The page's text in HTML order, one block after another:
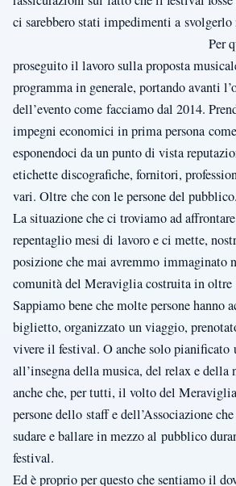
ci sarebbero stati impedimenti a
Per questo
proseguito il lavoro sulla proposta
programma in generale, portando avanti
dell’evento come facciamo dal 2014.
impegni economici in prima persona
esponendoci da un punto di vista
etichette discografiche, fornitori,
vari. Oltre che con le persone del pubblico.
La situazione che ci troviamo ad
repentaglio mesi di lavoro e ci mette,
posizione che mai avremmo immaginato
comunità del Meraviglia costruita in oltre
Sappiamo bene che molte persone hanno
biglietto, organizzato un viaggio,
vivere il festival. O anche solo pianificato
all’insegna della musica, del relax e della
anche che, per tutti, il volto del
persone dello staff e dell’Associazione
sudare e ballare in mezzo al pubblico
festival.
Ed è proprio per questo che sentiamo il